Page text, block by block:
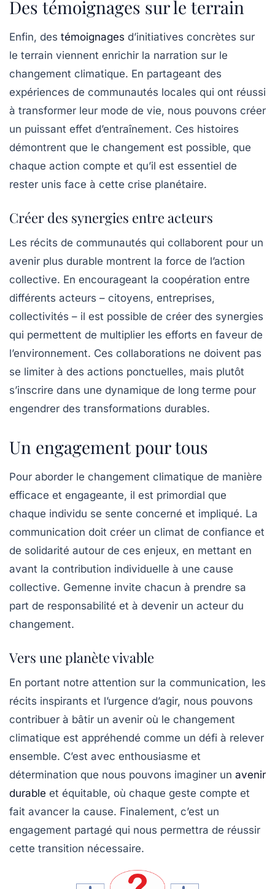
Des témoignages sur le terrain
Enfin, des témoignages d’initiatives concrètes sur
le terrain viennent enrichir la narration sur le
changement climatique. En partageant des
expériences de communautés locales qui ont réussi
à transformer leur mode de vie, nous pouvons créer
un puissant effet d’entraînement. Ces histoires
démontrent que le changement est possible, que
chaque action compte et qu’il est essentiel de
rester unis face à cette crise planétaire.
Créer des synergies entre acteurs
Les récits de communautés qui collaborent pour un
avenir plus durable montrent la force de l’action
collective. En encourageant la coopération entre
différents acteurs – citoyens, entreprises,
collectivités – il est possible de créer des synergies
qui permettent de multiplier les efforts en faveur de
l’environnement. Ces collaborations ne doivent pas
se limiter à des actions ponctuelles, mais plutôt
s’inscrire dans une dynamique de long terme pour
engendrer des transformations durables.
Un engagement pour tous
Pour aborder le changement climatique de manière
efficace et engageante, il est primordial que
chaque individu se sente concerné et impliqué. La
communication doit créer un climat de confiance et
de solidarité autour de ces enjeux, en mettant en
avant la contribution individuelle à une cause
collective. Gemenne invite chacun à prendre sa
part de responsabilité et à devenir un acteur du
changement.
Vers une planète vivable
En portant notre attention sur la communication, les
récits inspirants et l’urgence d’agir, nous pouvons
contribuer à bâtir un avenir où le changement
climatique est appréhendé comme un défi à relever
ensemble. C’est avec enthousiasme et
détermination que nous pouvons imaginer un avenir
durable et équitable, où chaque geste compte et
fait avancer la cause. Finalement, c’est un
engagement partagé qui nous permettra de réussir
cette transition nécessaire.